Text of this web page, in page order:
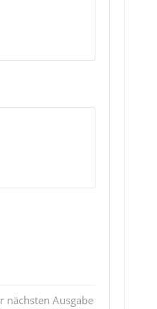
nächsten Ausgabe